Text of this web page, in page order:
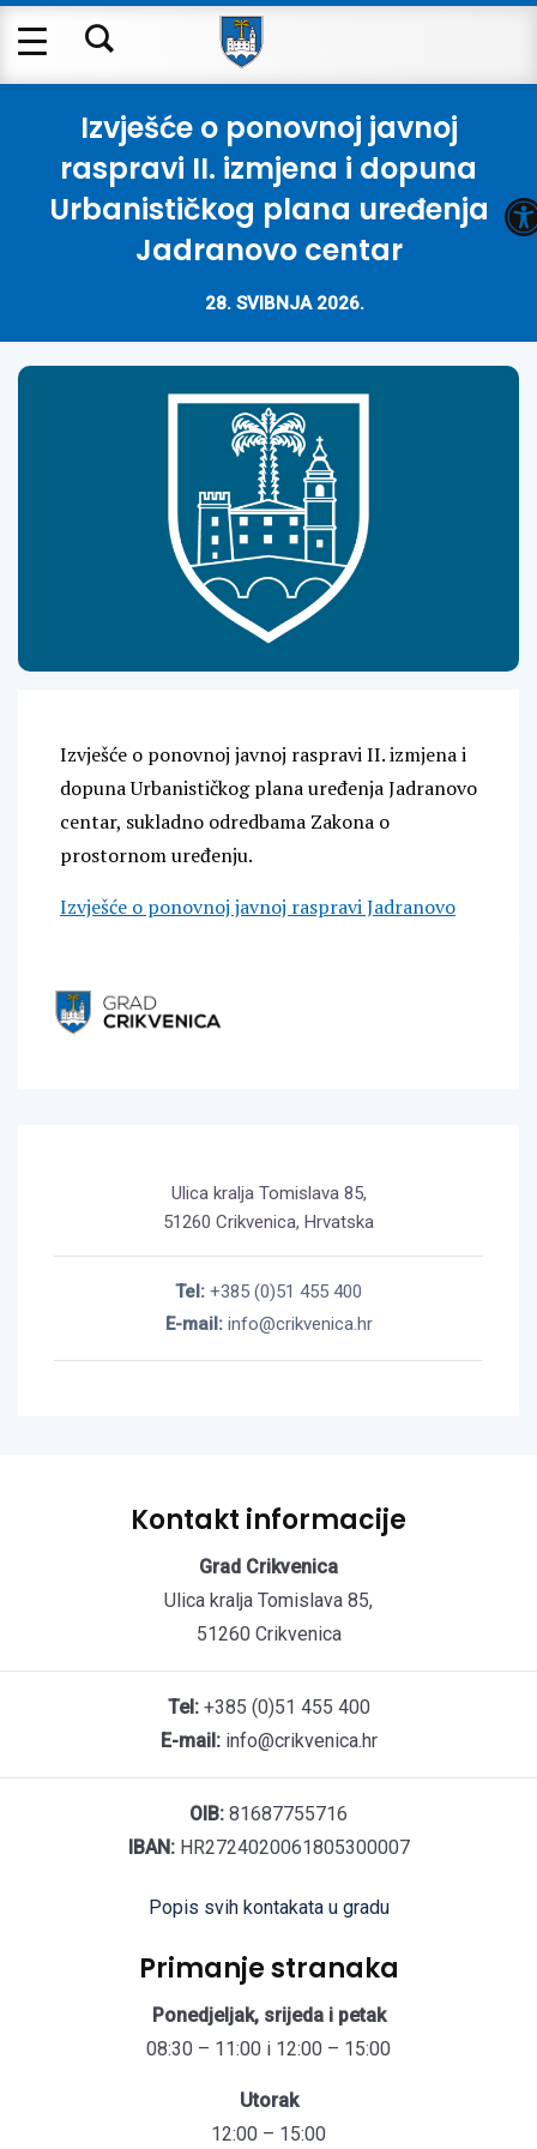
Izvješće o ponovnoj javnoj
raspravi II. izmjena i dopuna
Urbanističkog plana uređenja
Jadranovo centar
28. SVIBNJA 2026.
Izvješće o ponovnoj javnoj raspravi II. izmjena i
dopuna Urbanističkog plana uređenja Jadranovo
centar, sukladno odredbama Zakona o
prostornom uređenju.
Izvješće o ponovnoj javnoj raspravi Jadranovo
Ulica kralja Tomislava 85,
51260 Crikvenica, Hrvatska
Tel: +385 (0)51 455 400
E-mail:info@crikvenica.hr
Kontakt informacije
Grad Crikvenica
Ulica kralja Tomislava 85,
51260 Crikvenica
Tel:+385 (0)51 455 400
E-mail:info@crikvenica.hr
OIB: 81687755716
IBAN:HR2724020061805300007
Popis svih kontakata u gradu
Primanje stranaka
Ponedjeljak, srijeda i petak
08:30 – 11:00 i 12:00 – 15:00
Utorak
12:00 – 15:00